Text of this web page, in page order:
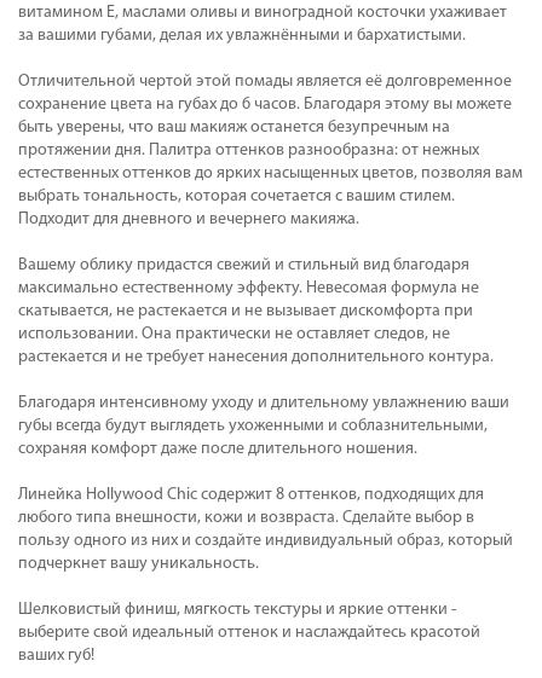
витамином Е, маслами оливы и виноградной косточки ухаживает
за вашими губами, делая их увлажнёнными и бархатистыми.
Отличительной чертой этой помады является её долговременное
сохранение цвета на губах до 6 часов. Благодаря этому вы можете
быть уверены, что ваш макияж останется безупречным на
протяжении дня. Палитра оттенков разнообразна: от нежных
естественных оттенков до ярких насыщенных цветов, позволяя вам
выбрать тональность, которая сочетается с вашим стилем.
Подходит для дневного и вечернего макияжа.
Вашему облику придастся свежий и стильный вид благодаря
максимально естественному эффекту. Невесомая формула не
скатывается, не растекается и не вызывает дискомфорта при
использовании. Она практически не оставляет следов, не
растекается и не требует нанесения дополнительного контура.
Благодаря интенсивному уходу и длительному увлажнению ваши
губы всегда будут выглядеть ухоженными и соблазнительными,
сохраняя комфорт даже после длительного ношения.
Линейка Hollywood Сhic содержит 8 оттенков, подходящих для
любого типа внешности, кожи и возвраста. Сделайте выбор в
пользу одного из них и создайте индивидуальный образ, который
подчеркнет вашу уникальность.
Шелковистый финиш, мягкость текстуры и яркие оттенки -
выберите свой идеальный оттенок и наслаждайтесь красотой
ваших губ!